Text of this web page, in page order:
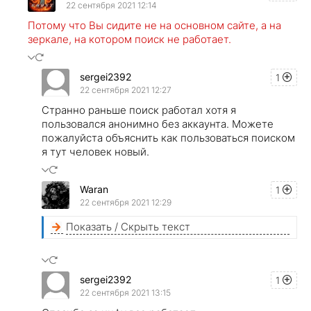
22 сентября 2021 12:14
Потому что Вы сидите не на основном сайте, а на
зеркале, на котором поиск не работает.
1
sergei2392
22 сентября 2021 12:27
Странно раньше поиск работал хотя я
пользовался анонимно без аккаунта. Можете
пожалуйста объяснить как пользоваться поиском
я тут человек новый.
1
Waran
22 сентября 2021 12:29
Показать / Скрыть текст
1
sergei2392
22 сентября 2021 13:15